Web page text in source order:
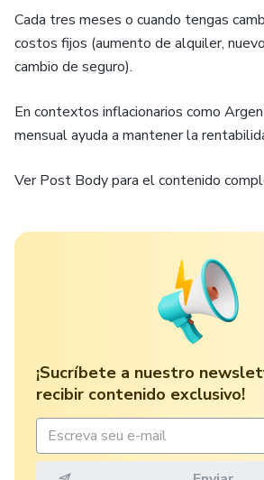
Cada tres meses o cuando tengas
costos fijos (aumento de alquiler,
cambio de seguro).
En contextos inflacionarios como
mensual ayuda a mantener la
Ver Post Body para el contenido
¡Sucríbete a nuestro
recibir contenido exclusivo!